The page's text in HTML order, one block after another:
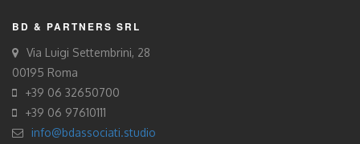
BD & PARTNERS SRL
Via Luigi Settembrini, 28
00195 Roma
+39 06 32650700
+39 06 97610111
info@bdassociati.studio